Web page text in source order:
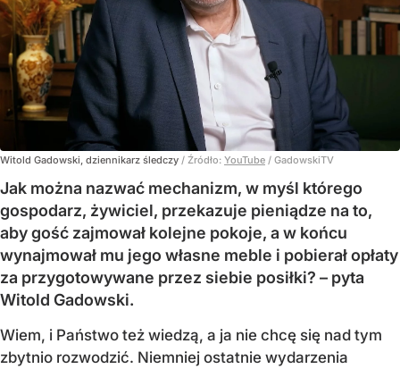
Witold Gadowski, dziennikarz śledczy / Źródło: YouTube / GadowskiTV
Jak można nazwać mechanizm, w myśl którego
gospodarz, żywiciel, przekazuje pieniądze na to,
aby gość zajmował kolejne pokoje, a w końcu
wynajmował mu jego własne meble i pobierał opłaty
za przygotowywane przez siebie posiłki? – pyta
Witold Gadowski.
Wiem, i Państwo też wiedzą, a ja nie chcę się nad tym
zbytnio rozwodzić. Niemniej ostatnie wydarzenia